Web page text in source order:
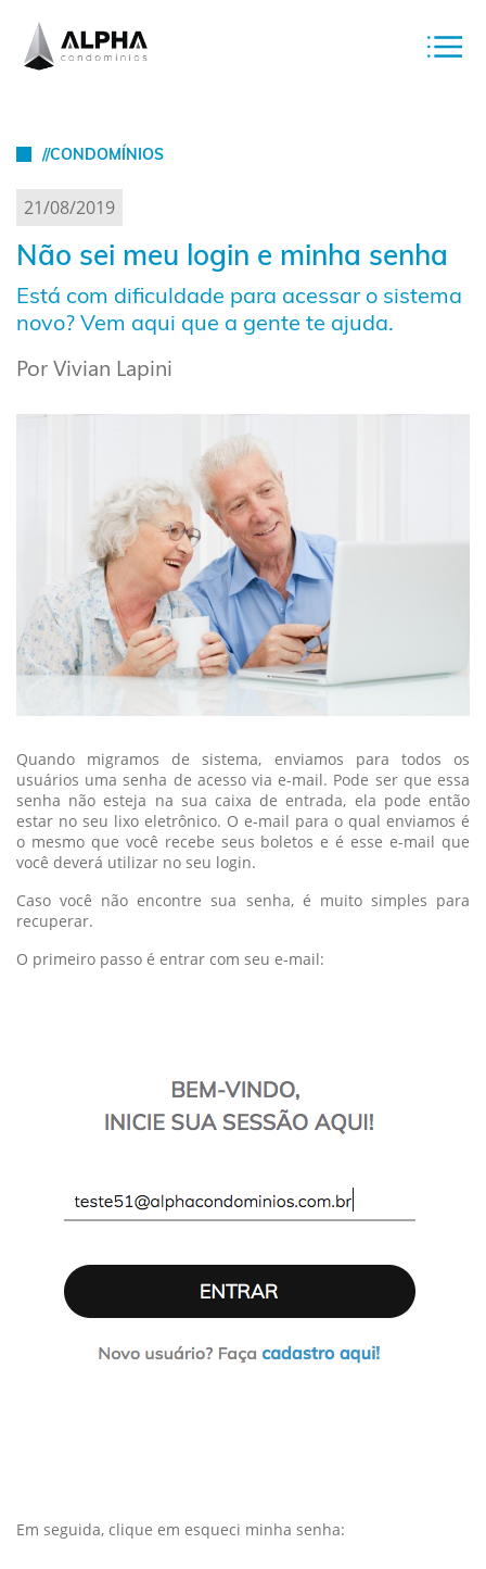
//CONDOMÍNIOS
21/08/2019
Não sei meu login e minha senha
Está com dificuldade para acessar o sistema
novo? Vem aqui que a gente te ajuda.
Por Vivian Lapini
Quando migramos de sistema, enviamos para todos os
usuários uma senha de acesso via e-mail. Pode ser que essa
senha não esteja na sua caixa de entrada, ela pode então
estar no seu lixo eletrônico. O e-mail para o qual enviamos é
o mesmo que você recebe seus boletos e é esse e-mail que
você deverá utilizar no seu login.
Caso você não encontre sua senha, é muito simples para
recuperar.
O primeiro passo é entrar com seu e-mail:
Em seguida, clique em esqueci minha senha: